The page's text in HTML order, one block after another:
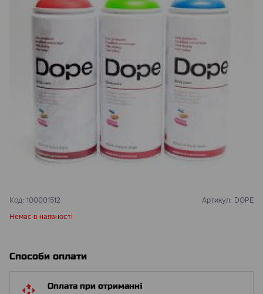
Код: 100001512 Артикул: DOPE
Немає в наявності
Способи оплати
Оплата при отриманні